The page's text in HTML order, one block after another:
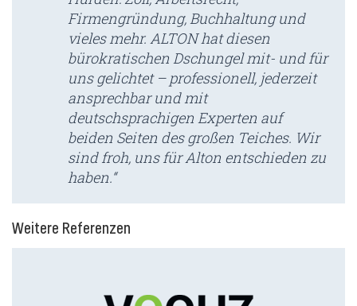
Firmengründung, Buchhaltung und
vieles mehr. ALTON hat diesen
bürokratischen Dschungel mit- und für
uns gelichtet – professionell, jederzeit
ansprechbar und mit
deutschsprachigen Experten auf
beiden Seiten des großen Teiches. Wir
sind froh, uns für Alton entschieden zu
haben.“
Weitere Referenzen